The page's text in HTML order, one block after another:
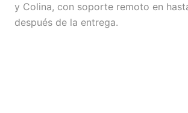
y Colina, con soporte remoto en
después de la entrega.